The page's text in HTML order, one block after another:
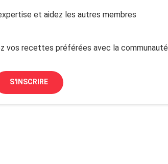
et aidez les autres membres
vos recettes préférées avec la communauté
S'INSCRIRE